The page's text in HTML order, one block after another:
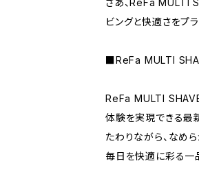
さあ、ReFa MULTI
ビングと快適さをプラ
■ReFa MULTI
ReFa MULTI
体験を実現できる最
たわりながら、なめ
毎日を快適に彩る一